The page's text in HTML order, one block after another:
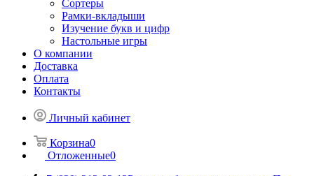
Сортеры
Рамки-вкладыши
Изучение букв и цифр
Настольные игры
О компании
Доставка
Оплата
Контакты
Личный кабинет
Корзина0
Отложенные0